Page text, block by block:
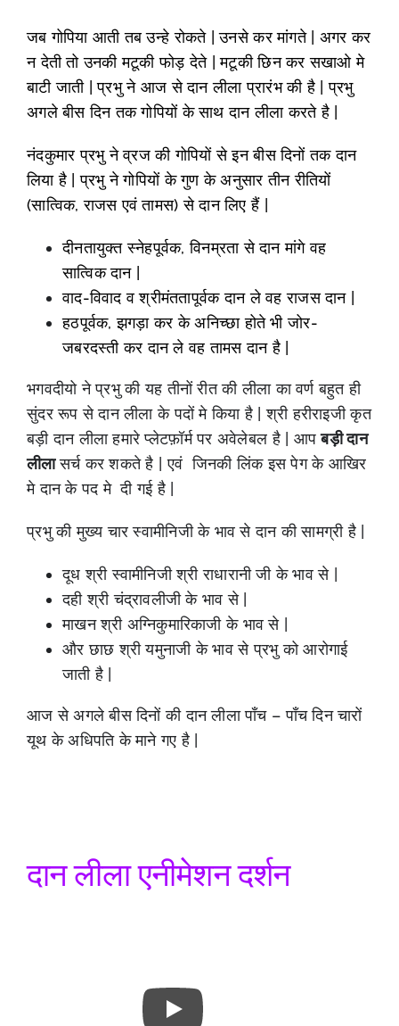
जब गोपिया आती तब उन्हे रोकते | उनसे कर मांगते | अगर कर
न देती तो उनकी मटूकी फोड़ देते | मटूकी छिन कर सखाओ मे
बाटी जाती | प्रभु ने आज से दान लीला प्रारंभ की है | प्रभु
अगले बीस दिन तक गोपियों के साथ दान लीला करते है |
नंदकुमार प्रभु ने व्रज की गोपियों से इन बीस दिनों तक दान
लिया है | प्रभु ने गोपियों के गुण के अनुसार तीन रीतियों
(सात्विक, राजस एवं तामस) से दान लिए हैं |
दीनतायुक्त स्नेहपूर्वक, विनम्रता से दान मांगे वह
सात्विक दान |
वाद-विवाद व श्रीमंततापूर्वक दान ले वह राजस दान |
हठपूर्वक, झगड़ा कर के अनिच्छा होते भी जोर-
जबरदस्ती कर दान ले वह तामस दान है |
भगवदीयो ने प्रभु की यह तीनों रीत की लीला का वर्ण बहुत ही
सुंदर रूप से दान लीला के पदों मे किया है | श्री हरीराइजी कृत
बड़ी दान लीला हमारे प्लेटफ़ॉर्म पर अवेलेबल है | आपबड़ी दान
लीलासर्च कर शकते है | एवं जिनकी लिंक इस पेग के आखिर
मे दान के पद मे दी गई है |
प्रभु की मुख्य चार स्वामीनिजी के भाव से दान की सामग्री है |
दूध श्री स्वामीनिजी श्री राधारानी जी के भाव से |
दही श्री चंद्रावलीजी के भाव से |
माखन श्री अग्निकुमारिकाजी के भाव से |
और छाछ श्री यमुनाजी के भाव से प्रभु को आरोगाई
जाती है |
आज से अगले बीस दिनों की दान लीला पाँच – पाँच दिन चारों
यूथ के अधिपति के माने गए है |
दान लीला एनीमेशन दर्शन